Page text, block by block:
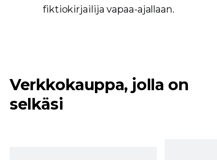
fiktiokirjailija vapaa-ajallaan.
Verkkokauppa, jolla on
selkäsi